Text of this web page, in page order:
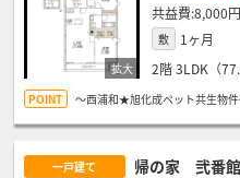
8,000円
敷 1ヶ月
2階3LDK（
～西浦和★旭化成ペット共生物
一戸建て 帰の家 弐番館